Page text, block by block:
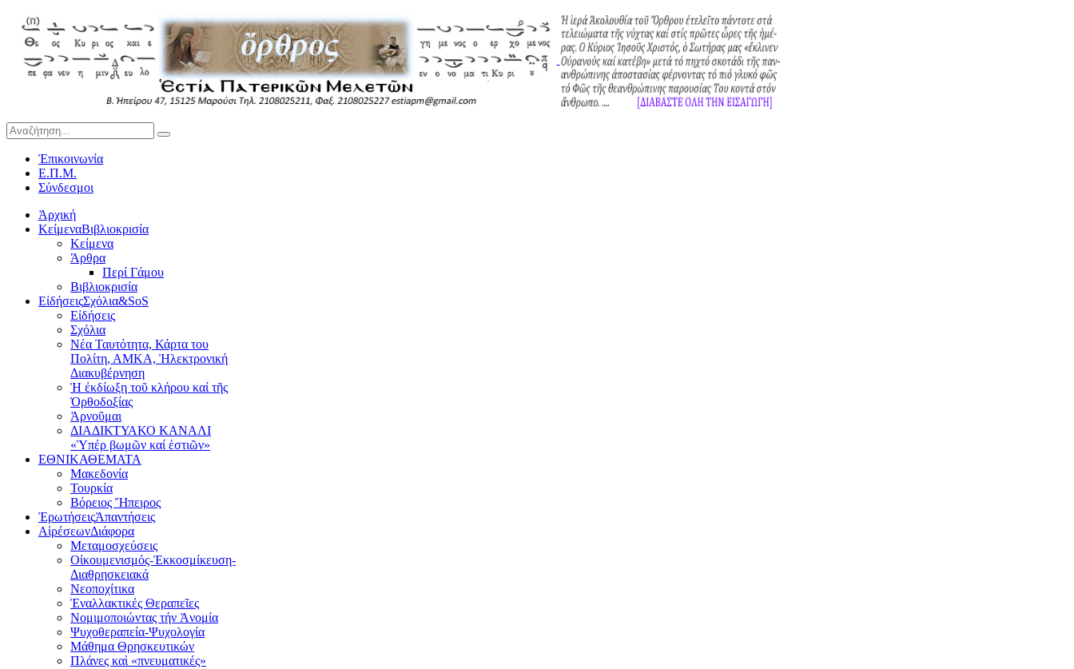
Ἐπικοινωνία
Ε.Π.Μ.
Σύνδεσμοι
Ἀρχική
ΚείμεναΒιβλιοκρισία
Κείμενα
Άρθρα
Περί Γάμου
Βιβλιοκρισία
ΕἰδήσειςΣχόλια&SoS
Εἰδήσεις
Σχόλια
Νέα Ταυτότητα, Κάρτα του
Πολίτη, ΑΜΚΑ, Ἠλεκτρονική
Διακυβέρνηση
Ἡ ἐκδίωξη τοῦ κλήρου καί τῆς
Ὀρθοδοξίας
Ἀρνοῦμαι
ΔΙΑΔΙΚΤΥΑΚΟ ΚΑΝΑΛΙ
«Ὑπέρ βωμῶν καί ἑστιῶν»
ΕΘΝΙΚΑΘΕΜΑΤΑ
Μακεδονία
Τουρκία
Βόρειος Ἤπειρος
ἘρωτήσειςἈπαντήσεις
ΑἱρέσεωνΔιάφορα
Μεταμοσχεύσεις
Οἰκουμενισμός-Ἐκκοσμίκευση-
Διαθρησκειακά
Νεοποχίτικα
Ἐναλλακτικές Θεραπεῖες
Νομιμοποιώντας τήν Ἀνομία
Ψυχοθεραπεία-Ψυχολογία
Μάθημα Θρησκευτικών
Πλάνες καὶ «πνευματικές»